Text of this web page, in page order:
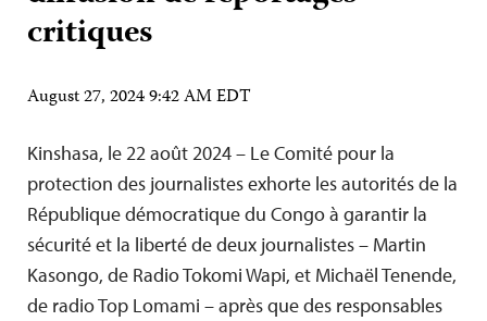
critiques
August 27, 2024 9:42 AM EDT
Kinshasa, le 22 août 2024 – Le Comité pour la
protection des journalistes exhorte les autorités de la
République démocratique du Congo à garantir la
sécurité et la liberté de deux journalistes – Martin
Kasongo, de Radio Tokomi Wapi, et Michaël Tenende,
de radio Top Lomami – après que des responsables